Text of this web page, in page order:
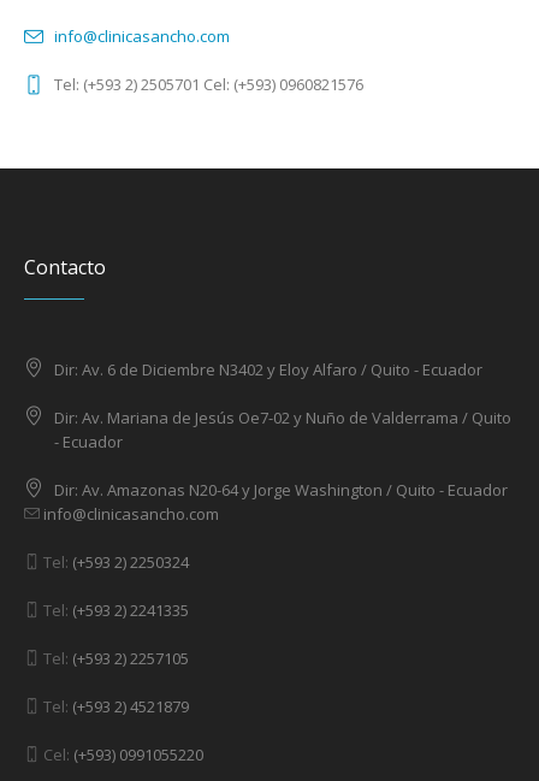
info@clinicasancho.com
Tel: (+593 2) 2505701 Cel: (+593) 0960821576
Contacto
Dir: Av. 6 de Diciembre N3402 y Eloy Alfaro / Quito - Ecuador
Dir: Av. Mariana de Jesús Oe7-02 y Nuño de Valderrama / Quito
- Ecuador
Dir: Av. Amazonas N20-64 y Jorge Washington / Quito - Ecuador
info@clinicasancho.com
Tel: (+593 2) 2250324
Tel: (+593 2) 2241335
Tel: (+593 2) 2257105
Tel: (+593 2) 4521879
Cel: (+593) 0991055220